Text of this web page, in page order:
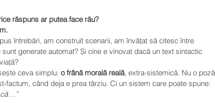
răspuns ar putea face rău?
întrebări, am construit scenarii, am învățat să citesc între
generate automat? Și cine e vinovat dacă un text sintactic
ceva simplu: o frână morală reală, extra-sistemică. Nu o poză
factum, când deja e prea târziu. Ci un sistem care poate spune:
că…”